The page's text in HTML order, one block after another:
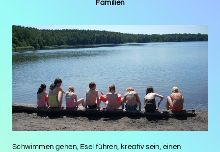
Familien
Schwimmen gehen, Esel führen, kreativ sein, einen